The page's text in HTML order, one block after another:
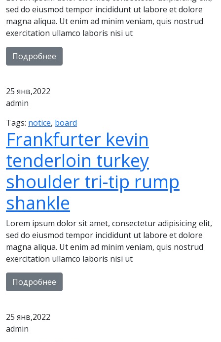
sed do eiusmod tempor incididunt ut labore et dolore
magna aliqua. Ut enim ad minim veniam, quis nostrud
exercitation ullamco laboris nisi ut
Подробнее
25 янв,2022
admin
Tags: notice, board
Frankfurter kevin
tenderloin turkey
shoulder tri-tip rump
shankle
Lorem ipsum dolor sit amet, consectetur adipisicing elit,
sed do eiusmod tempor incididunt ut labore et dolore
magna aliqua. Ut enim ad minim veniam, quis nostrud
exercitation ullamco laboris nisi ut
Подробнее
25 янв,2022
admin